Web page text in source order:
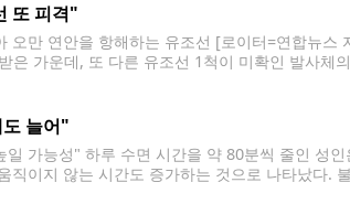
또 피격"
오만 연안을 항해하는 유조선 [로이터=연합뉴스
가운데, 또 다른 유조선 1척이 미확인 발사체
늘어"
가능성" 하루 수면 시간을 약 80분씩 줄인 성
이지 않는 시간도 증가하는 것으로 나타났다.